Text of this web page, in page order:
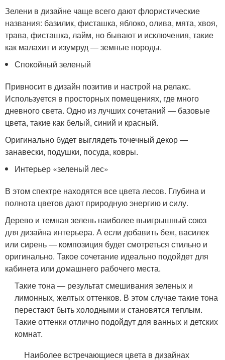
Зелени в дизайне чаще всего дают флористические
названия: базилик, фисташка, яблоко, олива, мята, хвоя,
трава, фисташка, лайм, но бывают и исключения, такие
как малахит и изумруд — земные породы.
Спокойный зеленый
Привносит в дизайн позитив и настрой на релакс.
Используется в просторных помещениях, где много
дневного света. Одно из лучших сочетаний — базовые
цвета, такие как белый, синий и красный.
Оригинально будет выглядеть точечный декор —
занавески, подушки, посуда, ковры.
Интерьер «зеленый лес»
В этом спектре находятся все цвета лесов. Глубина и
полнота цветов дают природную энергию и силу.
Дерево и темная зелень наиболее выигрышный союз
для дизайна интерьера. А если добавить беж, василек
или сирень — композиция будет смотреться стильно и
оригинально. Такое сочетание идеально подойдет для
кабинета или домашнего рабочего места.
Такие тона — результат смешивания зеленых и
лимонных, желтых оттенков. В этом случае такие тона
перестают быть холодными и становятся теплым.
Такие оттенки отлично подойдут для ванных и детских
комнат.
Наиболее встречающиеся цвета в дизайнах